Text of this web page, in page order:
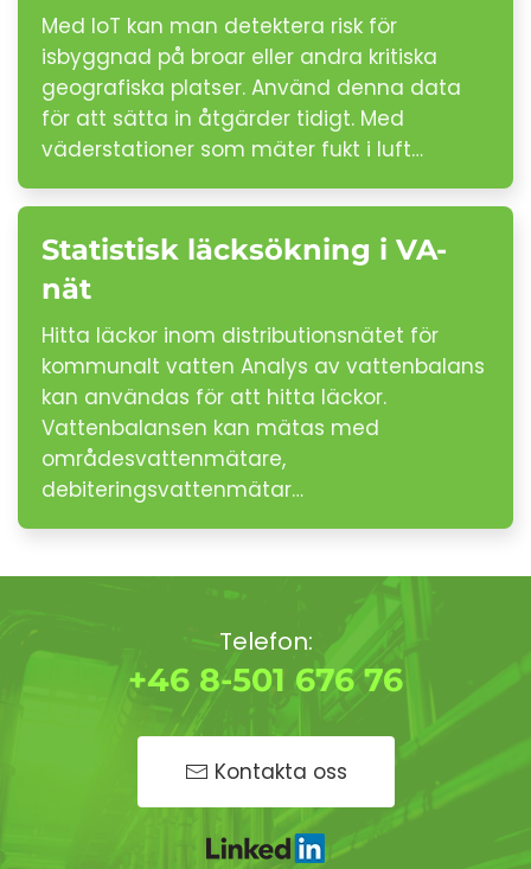
Med IoT kan man detektera risk för
isbyggnad på broar eller andra kritiska
geografiska platser. Använd denna data
för att sätta in åtgärder tidigt. Med
väderstationer som mäter fukt i luft…
Statistisk läcksökning i VA-
nät
Hitta läckor inom distributionsnätet för
kommunalt vatten Analys av vattenbalans
kan användas för att hitta läckor.
Vattenbalansen kan mätas med
områdesvattenmätare,
debiteringsvattenmätar…
Telefon:
+46 8-501 676 76
Kontakta oss